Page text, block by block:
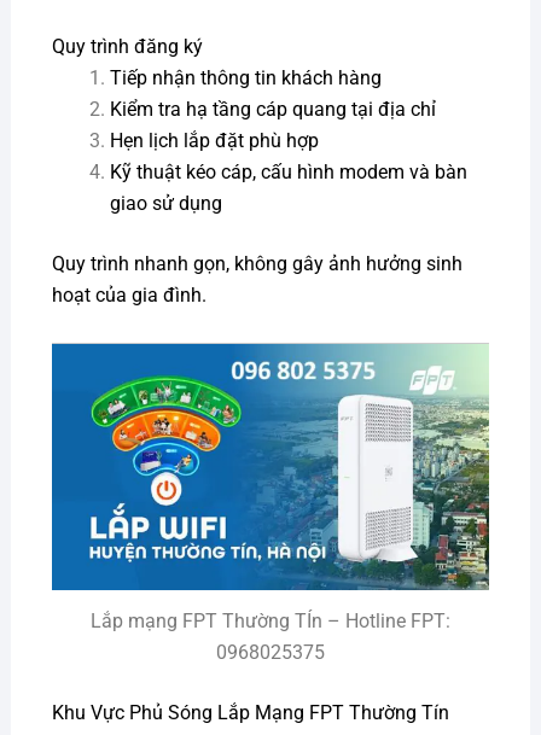
Quy trình đăng ký
Tiếp nhận thông tin khách hàng
Kiểm tra hạ tầng cáp quang tại địa chỉ
Hẹn lịch lắp đặt phù hợp
Kỹ thuật kéo cáp, cấu hình modem và bàn
giao sử dụng
Quy trình nhanh gọn, không gây ảnh hưởng sinh
hoạt của gia đình.
Lắp mạng FPT Thường TÍn – Hotline FPT:
0968025375
Khu Vực Phủ Sóng Lắp Mạng FPT Thường Tín